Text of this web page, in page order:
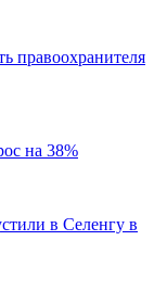
правоохранителя
на 38%
в Селенгу в